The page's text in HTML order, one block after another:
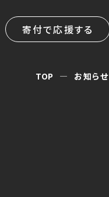
寄付で応援する
TOP お知らせ